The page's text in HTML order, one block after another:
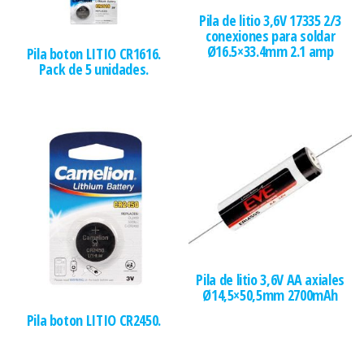
Pila boton LITIO CR1616.
Pack de 5 unidades.
Pila de litio 3,6V 17335 2/3
conexiones para soldar
Ø16.5×33.4mm 2.1 amp
Pila boton LITIO CR2450.
Pila de litio 3,6V AA axiales
Ø14,5×50,5mm 2700mAh